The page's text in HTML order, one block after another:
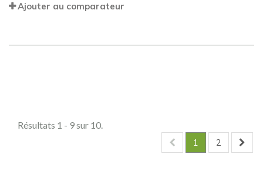
Ajouter au comparateur
Résultats 1 - 9 sur 10.
1
2